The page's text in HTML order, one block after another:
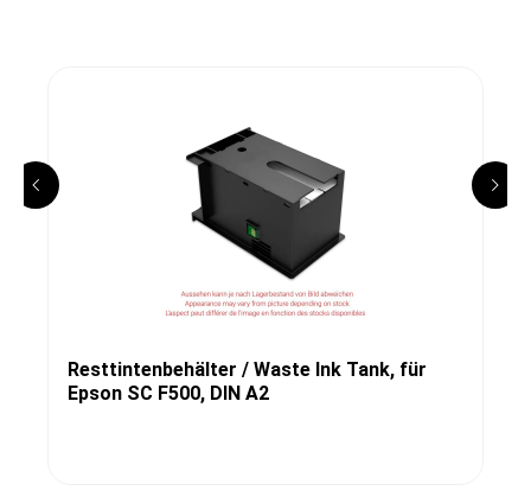
Resttintenbehälter / Waste Ink Tank, für
Epson SC F500, DIN A2